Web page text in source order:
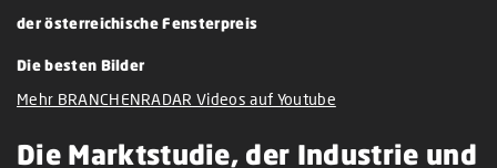
der österreichische Fensterpreis
Die besten Bilder
Mehr BRANCHENRADAR Videos auf Youtube
Die Marktstudie, der Industrie und